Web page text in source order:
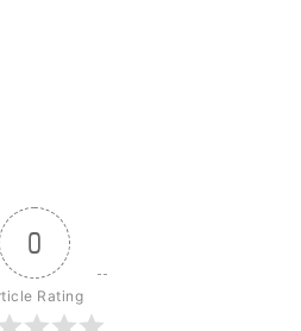
0
Rating